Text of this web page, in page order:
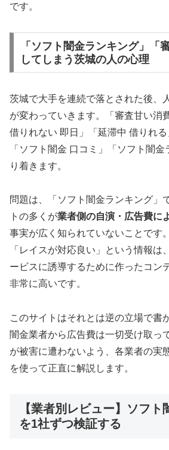
です。
「ソフト闇金ランキング」「
してしまう茨城の人の心理
茨城で大手を連続で落とされた後、
が変わっていきます。「審査甘い消
借りれない 即日」「延滞中 借りれ
「ソフト闇金 口コミ」「ソフト闇
り着きます。
問題は、「ソフト闇金ランキング」
トの多くが業者側の自演・広告費に
事実が広く知られていないことです
「レイスが対応良い」という情報は
ービスに誘導するために作ったコン
非常に高いです。
このサイトはそれとは逆の立場で書
闇金業者から広告費は一切受け取っ
が被害に遭わないよう、各業者の実
を使って正直に解説します。
【業者別レビュー】ソフト
を1社ずつ検証する